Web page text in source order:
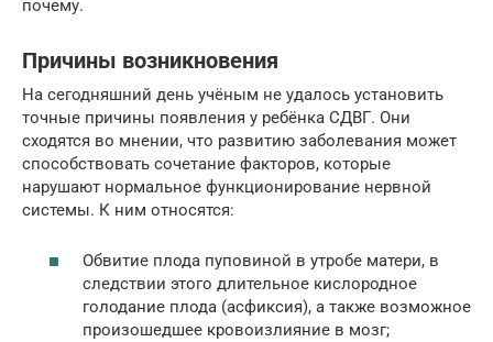
почему.
Причины возникновения
На сегодняшний день учёным не удалось установить
точные причины появления у ребёнка СДВГ. Они
сходятся во мнении, что развитию заболевания может
способствовать сочетание факторов, которые
нарушают нормальное функционирование нервной
системы. К ним относятся:
Обвитие плода пуповиной в утробе матери, в
следствии этого длительное кислородное
голодание плода (асфиксия), а также возможное
произошедшее кровоизлияние в мозг;